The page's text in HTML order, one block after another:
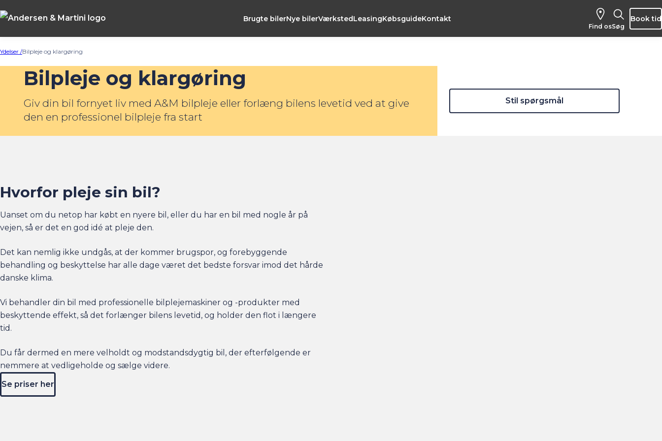
Brugte bilerNye bilerVærkstedLeasingKøbsguideKontakt
Find os Søg
Book tid
Ydelser /Bilpleje og klargøring
Bilpleje og klargøring
Giv din bil fornyet liv med A&M bilpleje eller forlæng bilens levetid ved at give
den en professionel bilpleje fra start
Stil spørgsmål
Hvorfor pleje sin bil?
Uanset om du netop har købt en nyere bil, eller du har en bil med nogle år på
vejen, så er det en god idé at pleje den.
Det kan nemlig ikke undgås, at der kommer brugspor, og forebyggende
behandling og beskyttelse har alle dage været det bedste forsvar imod det hårde
danske klima.
Vi behandler din bil med professionelle bilplejemaskiner og -produkter med
beskyttende effekt, så det forlænger bilens levetid, og holder den flot i længere
tid.
Du får dermed en mere velholdt og modstandsdygtig bil, der efterfølgende er
nemmere at vedligeholde og sælge videre.
Se priser her